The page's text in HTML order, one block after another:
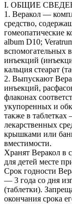
I. ОБЩИЕ
1. Веракол —
средство,
гомеопатические
album D10;
вспомогательных
инъекций
кальция стеарат
2. Выпускают
инъекций,
флаконах
укупоренных и
также в
лекарственных
крышками или
вместимости.
Хранят Веракол в
для детей месте
Срок годности
— 3 года со дня
(таблетки).
окончания срока